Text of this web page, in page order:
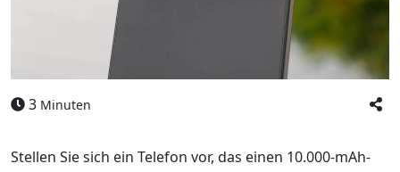
3 Minuten
Stellen Sie sich ein Telefon vor, das einen 10.000-mAh-